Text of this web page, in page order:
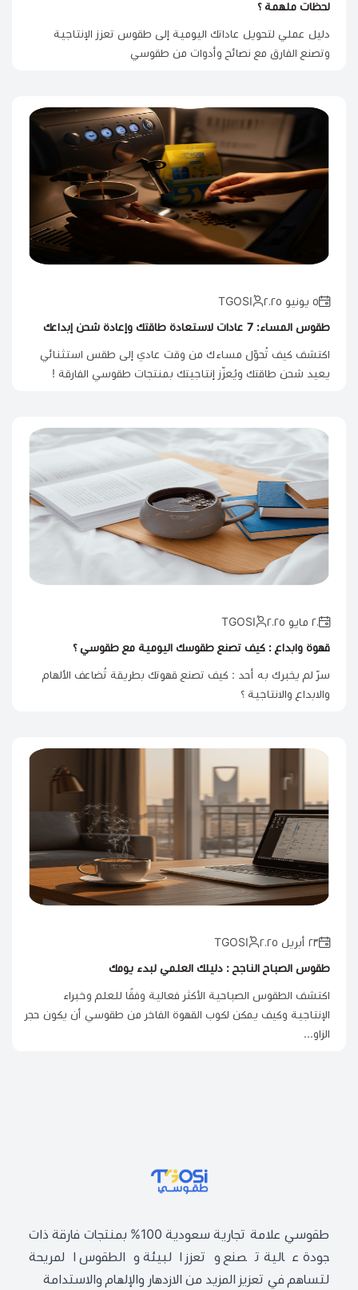
لحظات ملهمة ؟
دليل عملي لتحويل عاداتك اليومية إلى طقوس تعزز الإنتاجية
وتصنع الفارق مع نصائح وأدوات من طقوسي
٥ يونيو ٢٠٢٥
طقوس المساء: 7 عادات لاستعادة طاقتك وإعادة شحن إبداعك
اكتشف كيف تُحوّل مساءك من وقت عادي إلى طقس استثنائي
يعيد شحن طاقتك ويُعزّز إنتاجيتك بمنتجات طقوسي الفارقة !
٢٠ مايو ٢٠٢٥
قهوة وابداع : كيف تصنع طقوسك اليومية مع طقوسي ؟
سرّ لم يخبرك به أحد : كيف تصنع قهوتك بطريقة تُضاعف الألهام
والابداع والانتاجية ؟
٢٣ أبريل ٢٠٢٥
طقوس الصباح الناجح : دليلك العلمي لبدء يومك
اكتشف الطقوس الصباحية الأكثر فعالية وفقًا للعلم وخبراء
الإنتاجية وكيف يمكن لكوب القهوة الفاخر من طقوسي أن يكون حجر
الزاو...
طقوسي | TGOSIطقوسي علامة تجارية سعودية 100% بمنتجات فارقة ذات
جودة عالية تصنع وتعزز البيئة والطقوس المريحة
لتساهم في تعزيز المزيد من الازدهار والإلهام والاستدامة